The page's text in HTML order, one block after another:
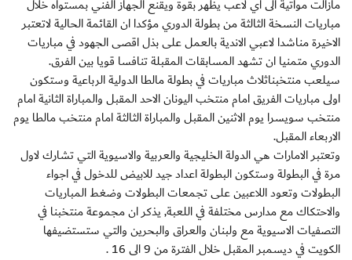
مازالت مواتية الى أي لاعب يظهر بقوة ويقنع الجهاز الفني بمستواه خلال
مباريات النسخة الثالثة من بطولة الدوري مؤكدا ان القائمة الحالية لاتعتبر
الاخيرة مناشدا لاعبي الاندية بالعمل على بذل اقصى الجهود في مباريات
الدوري متمنيا ان تشهد المسابقات المقبلة تنافسا قويا بين الفرق.
سيلعب منتخبناثلاث مباريات في بطولة مالطا الدولية الرباعية وستكون
اولى مباريات الفريق امام منتخب اليونان الاحد المقبل والمباراة الثانية امام
منتخب سويسرا يوم الاثنين المقبل والمباراة الثالثة امام منتخب مالطا يوم
الاربعاء المقبل.
وتعتبر الامارات هي الدولة الخليجية والعربية والاسيوية التي تشارك لاول
مرة في البطولة وستكون البطولة اعداد جيد للابيض للدخول في اجواء
البطولات وتعود اللاعبين على تجمعات البطولات وضغط المباريات
والاحتكاك مع مدارس مختلفة في اللعبة, يذكر ان مجموعة منتخبنا في
التصفيات الاسيوية مع ولبنان والعراق والبحرين والتي ستستضيفها
الكويت في ديسمبر المقبل خلال الفترة من 9 الى 16 .